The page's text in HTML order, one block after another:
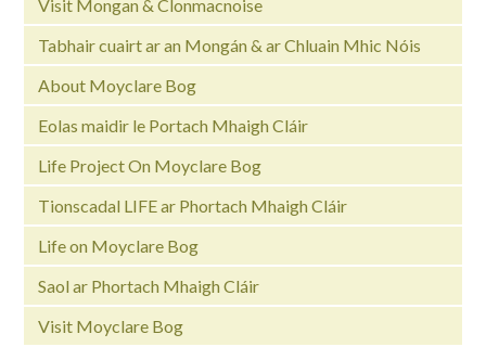
Visit Mongan & Clonmacnoise
Tabhair cuairt ar an Mongán & ar Chluain Mhic Nóis
About Moyclare Bog
Eolas maidir le Portach Mhaigh Cláir
Life Project On Moyclare Bog
Tionscadal LIFE ar Phortach Mhaigh Cláir
Life on Moyclare Bog
Saol ar Phortach Mhaigh Cláir
Visit Moyclare Bog